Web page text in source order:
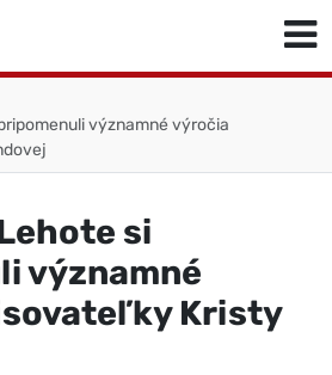
významné výročia
si
významné
Kristy